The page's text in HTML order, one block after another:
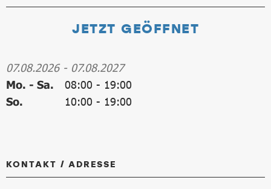
JETZT GEÖFFNET
07.08.2026- 07.08.2027
Mo. - Sa.
08:00 - 19:00
So.
10:00 - 19:00
KONTAKT / ADRESSE